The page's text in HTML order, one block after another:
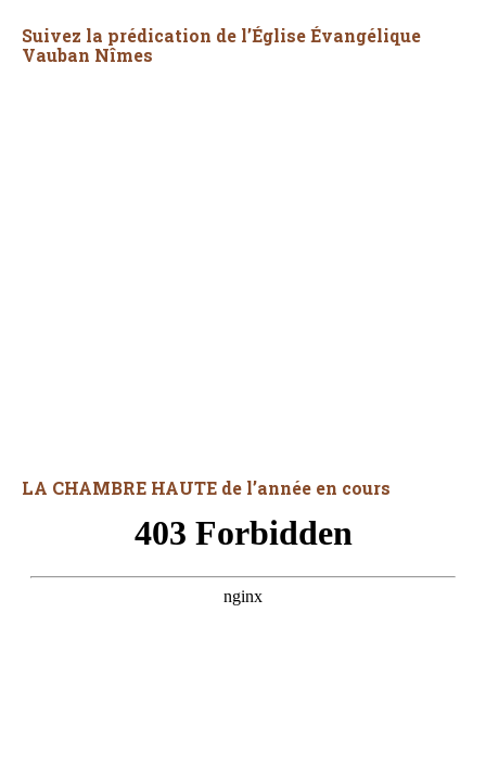
Suivez la prédication de l’Église Évangélique
Vauban Nîmes
LA CHAMBRE HAUTE de l’année en cours